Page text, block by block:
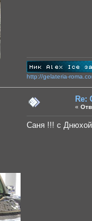
http://gelateria-
Re:
«
Саня !!! с